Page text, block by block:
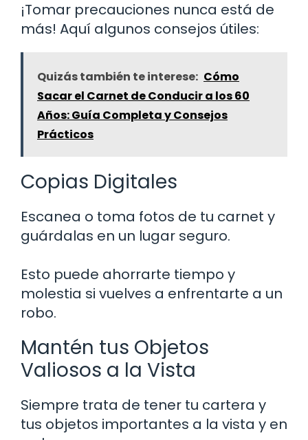
¡Tomar precauciones nunca está de
más! Aquí algunos consejos útiles:
Quizás también te interese: Cómo
Sacar el Carnet de Conducir a los 60
Años: Guía Completa y Consejos
Prácticos
Copias Digitales
Escanea o toma fotos de tu carnet y
guárdalas en un lugar seguro.
Esto puede ahorrarte tiempo y
molestia si vuelves a enfrentarte a un
robo.
Mantén tus Objetos
Valiosos a la Vista
Siempre trata de tener tu cartera y
tus objetos importantes a la vista y en